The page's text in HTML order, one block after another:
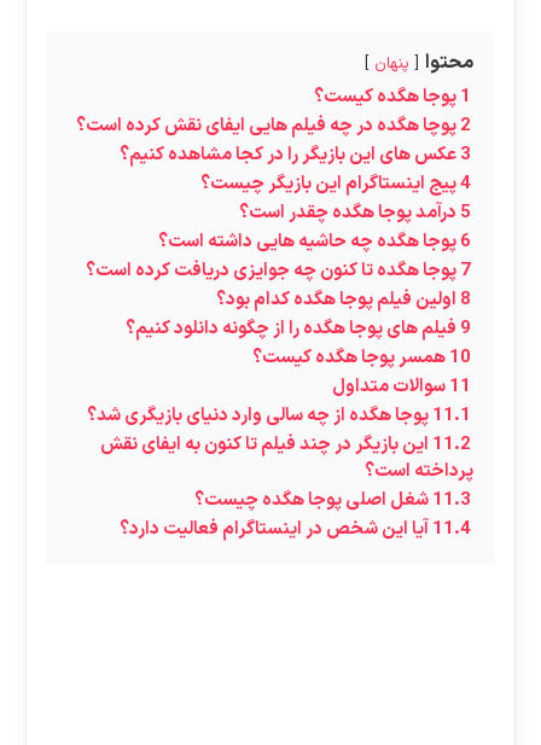
محتوا پنهان
1پوجا هگده کیست؟
2پوچا هگده در چه فیلم هایی ایفای نقش کرده است؟
3عکس های این بازیگر را در کجا مشاهده کنیم؟
4پیج اینستاگرام این بازیگر چیست؟
5 درآمد پوجا هگده چقدر است؟
6پوجا هگده چه حاشیه هایی داشته است؟
7پوجا هگده تا کنون چه جوایزی دریافت کرده است؟
8 اولین فیلم پوجا هگده کدام بود؟
9 فیلم های پوجا هگده را از چگونه دانلود کنیم؟
10همسر پوجا هگده کیست؟
11سوالات متداول
11.1پوجا‌ هگده از چه سالی وارد دنیای بازیگری شد؟
11.2 این بازیگر در چند فیلم تا کنون به ایفای نقش
پرداخته است؟
11.3شغل اصلی پوجا هگده چیست؟
11.4آیا این شخص در اینستاگرام فعالیت دارد؟